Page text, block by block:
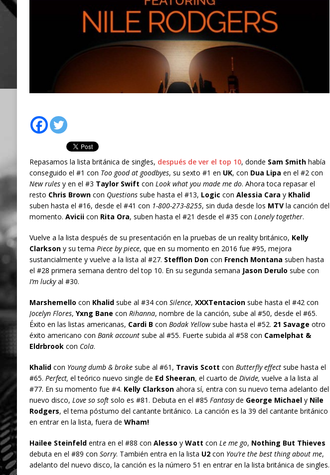
Repasamos la lista británica de singles, después de ver el top 10, donde Sam Smithhabía
conseguido el #1 con Too good at goodbyes, su sexto #1 en UK, con Dua Lipa en el #2 con
New rulesy en el #3 Taylor Swift con Look what you made me do. Ahora toca repasar el
resto Chris Browncon Questionssube hasta el #13, Logic con Alessia Cara yKhalid
suben hasta el #16, desde el #41 con 1-800-273-8255, sin duda desde los MTVla canción del
momento. Aviciicon Rita Ora, suben hasta el #21 desde el #35 con Lonely together.
Vuelve a la lista después de su presentación en la pruebas de un reality británico, Kelly
Clarksony su tema Piece by piece, que en su momento en 2016 fue #95, mejora
sustancialmente y vuelve a la lista al #27. Stefflon Doncon French Montana suben hasta
el #28 primera semana dentro del top 10. En su segunda semana Jason Derulo sube con
I’m luckyal #30.
Marshemello con Khalidsube al #34 con Silence, XXXTentacionsube hasta el #42 con
Jocelyn Flores, Yxng Bane con Rihanna, nombre de la canción, sube al #50, desde el #65.
Éxito en las listas americanas, Cardi B con Bodak Yellowsube hasta el #52. 21 Savage otro
éxito americano con Bank accountsube al #55. Fuerte subida al #58 con Camelphat &
Eldrbrookcon Cola.
Khalidcon Young dumb & brokesube al #61, Travis Scott con Butterfly effectsube hasta el
#65. Perfect, el teórico nuevo single de Ed Sheeran, el cuarto de Divide, vuelve a la lista al
#77. En su momento fue #4. Kelly Clarksonahora sí, entra con su nuevo tema adelanto del
nuevo disco, Love so softsolo es #81. Debuta en el #85 Fantasyde George Michaely Nile
Rodgers, el tema póstumo del cantante británico. La canción es la 39 del cantante británico
en entrar en la lista, fuera de Wham!
Hailee Steinfeldentra en el #88 con Alesso y Watt con Le me go, Nothing But Thieves
debuta en el #89 con Sorry. También entra en la lista U2con You’re the best thing about me,
adelanto del nuevo disco, la canción es la número 51 en entrar en la lista británica de singles.